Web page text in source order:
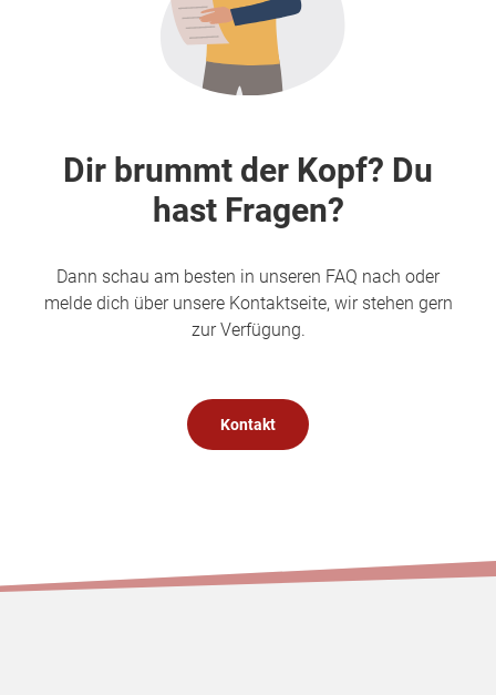
Dir brummt der Kopf? Du
hast Fragen?
Dann schau am besten in unseren FAQ nach oder
melde dich über unsere Kontaktseite, wir stehen gern
zur Verfügung.
Kontakt